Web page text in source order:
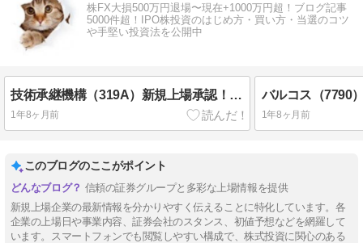
株FX大損500万円退場〜現在+1000万円超！ブログ記事
5000件超！IPO株投資のはじめ方・買い方・当選のコツ
や手堅い投資法を公開中
技術承継機構（319A）新規上場承認！初値予想「やや上げ」SBI証券とSBIﾈｵﾄﾚｰﾄﾞ証券で当選期待
1年8ヶ月前 1年8ヶ月前
このブログのここがポイント
信頼の証券グループと多彩な上場情報を提供
新規上場企業の最新情報を分かりやすく伝えることに特化しています。各
企業の上場日や事業内容、証券会社のスタンス、初値予想などを網羅して
います。スマートフォンでも閲覧しやすい構成で、株式投資に関心のある